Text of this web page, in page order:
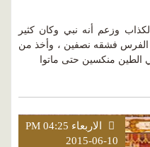
وزعم أنه نبي وكان كثير
الفرس فشقه نصفين ، وأخذ من
منكسين حتى ماتوا
الاربعاء PM 04:25
2015-06-10